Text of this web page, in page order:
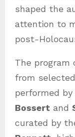
shaped the
attention to
post-
The program
from
performed
Bossert and
curated by